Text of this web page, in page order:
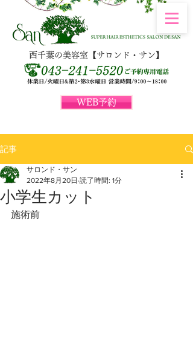
WEB予約
西千葉の美容室【サロンド・サン】
記事
小学生カット
サロンド・サン
2022年8月20日 読了時間: 1分
施術前